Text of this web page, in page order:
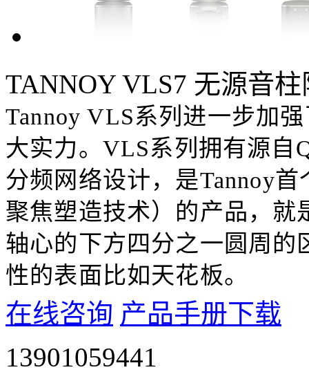
TANNOY VLS7 无源音
Tannoy VLS系列进一步加
大实力。VLS系列拥有源自
分频网络设计，是Tannoy
聚焦塑造技术）的产品，就
轴心的下方四分之一圆周
性的表面比如天花板。
在线咨询 产品手册下载
13901059441